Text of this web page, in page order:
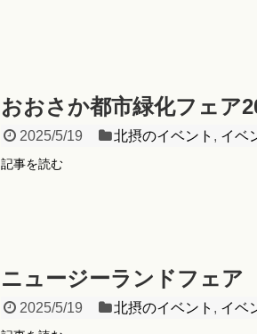
おおさか都市緑化フェア
2025/5/19 北摂のイベント , イベ
記事を読む
ニュージーランドフェア
2025/5/19 北摂のイベント , イベ